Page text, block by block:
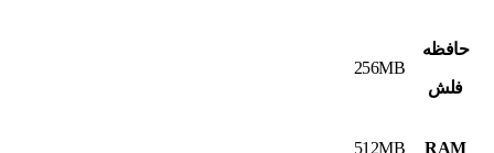
حافظه
فلش
256MB
RAM
512MB